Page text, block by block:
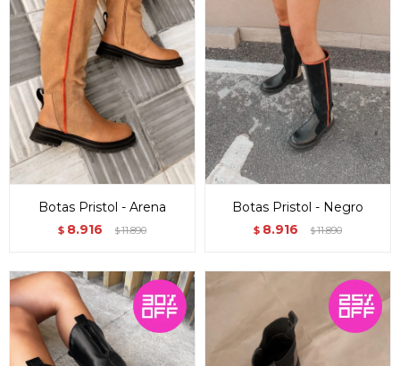
Botas Pristol - Arena
$ 8.916 $11.890
Botas Pristol - Negro
$ 8.916 $11.890